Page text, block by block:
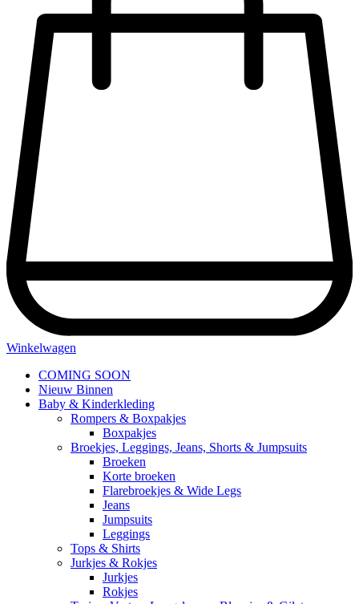
Winkelwagen
COMING SOON
Nieuw Binnen
Baby & Kinderkleding
Rompers & Boxpakjes
Boxpakjes
Broekjes, Leggings, Jeans, Shorts & Jumpsuits
Broeken
Korte broeken
Flarebroekjes & Wide Legs
Jeans
Jumpsuits
Leggings
Tops & Shirts
Jurkjes & Rokjes
Jurkjes
Rokjes